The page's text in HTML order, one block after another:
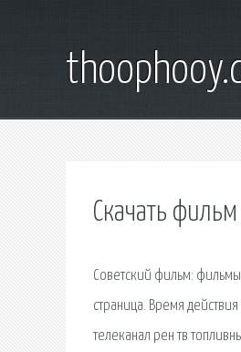
Скачать
Советский фильм:
страница. Время
телеканал рен тв